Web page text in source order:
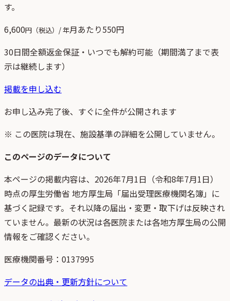
す。
6,600円（税込）/ 年月あたり550円
30日間全額返金保証・いつでも解約可能（期間満了まで表
示は継続します）
掲載を申し込む
お申し込み完了後、すぐに全件が公開されます
※ この医院は現在、施設基準の詳細を公開していません。
このページのデータについて
本ページの掲載内容は、 2026年7月1日 （令和8年7月1日）
時点の厚生労働省 地方厚生局「届出受理医療機関名簿」 に
基づく記録です。それ以降の届出・変更・取下げは反映され
ていません。最新の状況は各医院または各地方厚生局の公開
情報をご確認ください。
医療機関番号： 0137995
データの出典・更新方針について